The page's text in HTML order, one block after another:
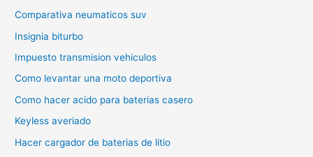
Comparativa neumaticos suv
Insignia biturbo
Impuesto transmision vehiculos
Como levantar una moto deportiva
Como hacer acido para baterias casero
Keyless averiado
Hacer cargador de baterias de litio